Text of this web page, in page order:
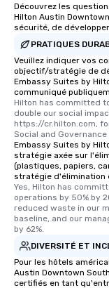
Découvrez les
Hilton Austin
sécurité, de
PRATIQUES
Veuillez indiquer vos
objectif/stratégie de
Embassy Suites by
communiqué
Hilton has committed
double our social
https://cr.hilton.com,
Social and Governance
Embassy Suites by
stratégie axée sur
(plastiques, papiers,
stratégie d'élimination
Yes, Hilton has
operations by 50% by
reduced waste in our
baseline, and our
by 62%.
DIVERSITÉ ET
Pour les hôtels
Austin Downtown
certifiés en tant